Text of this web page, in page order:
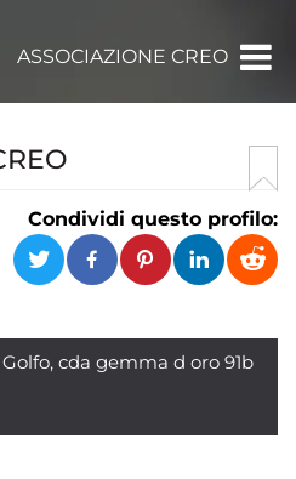
ASSOCIAZIONE CREO
, cda gemma d oro 91b
Condividi questo profilo: